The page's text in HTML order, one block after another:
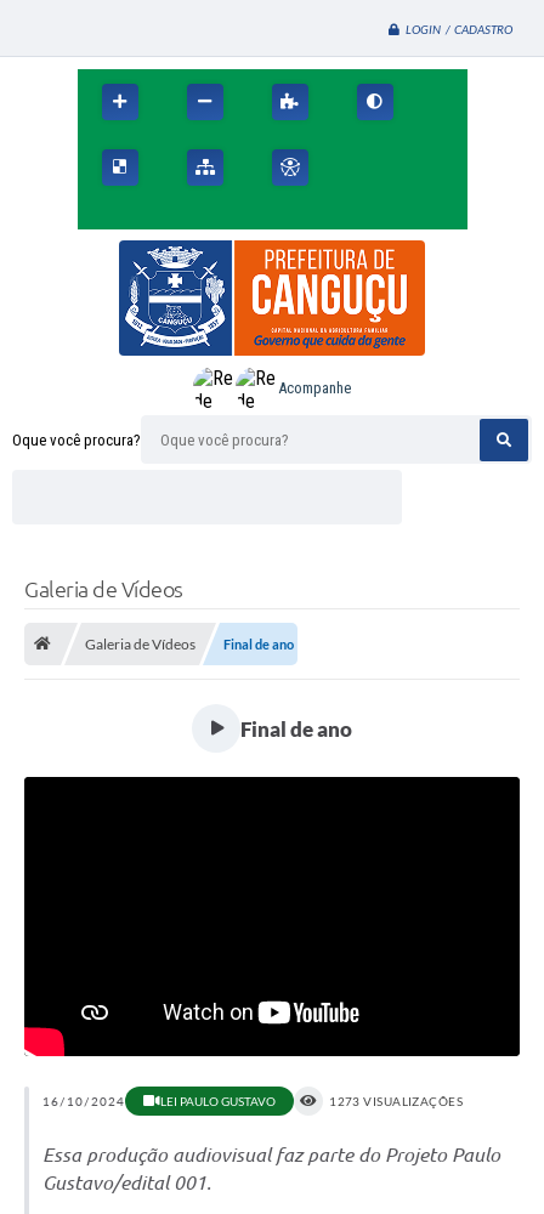
LOGIN / CADASTRO
Oque você procura?
Acompanhe
Galeria de Vídeos
Galeria de Vídeos Final de ano
Final de ano
16/10/2024 LEI PAULO GUSTAVO 1273 VISUALIZAÇÕES
Essa produção audiovisual faz parte do Projeto Paulo
Gustavo/edital 001.